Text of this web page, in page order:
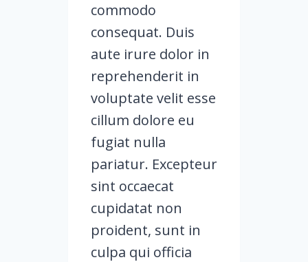
commodo
consequat. Duis
aute irure dolor in
reprehenderit in
voluptate velit esse
cillum dolore eu
fugiat nulla
pariatur. Excepteur
sint occaecat
cupidatat non
proident, sunt in
culpa qui officia